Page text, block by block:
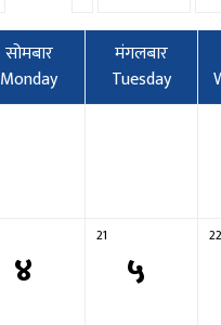
सोमबार
Monday
मंगलबार
Tuesday
४ ५
21